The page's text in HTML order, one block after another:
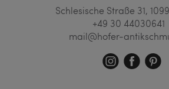
Schlesische Straße 31,
+49 30 44030641
mail@hofer-